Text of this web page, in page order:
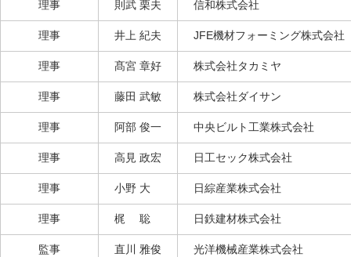
理事 則武 栗夫 信和株式会社
理事 井上 紀夫 JFE機材フォーミング株式会社
理事 髙宮 章好 株式会社タカミヤ
理事 藤田 武敏 株式会社ダイサン
理事 阿部 俊一 中央ビルト工業株式会社
理事 高見 政宏 日工セック株式会社
理事 小野 大 日綜産業株式会社
理事 梶 聡 日鉄建材株式会社
監事 直川 雅俊 光洋機械産業株式会社